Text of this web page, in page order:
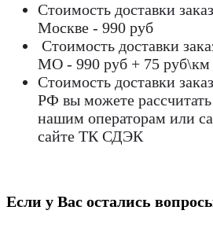
Стоимость доставки
Москве - 990 руб
Стоимость доставки
МО - 990 руб + 75
Стоимость доставки
РФ вы можете
нашим операторам или
сайте ТК СДЭК
Если у Вас остались